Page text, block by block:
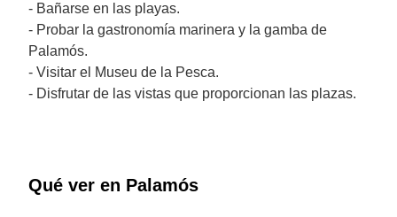
- Bañarse en las playas.
- Probar la gastronomía marinera y la gamba de
Palamós.
- Visitar el Museu de la Pesca.
- Disfrutar de las vistas que proporcionan las plazas.
Qué ver en Palamós